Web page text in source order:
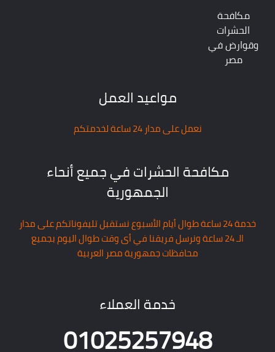
مكافحة
الحشرات
وقوارض في
مصر
مواعيد العمل
نعمل على مدار 24 ساعة لخدمتكم
مكافحة الحشرات في جميع أنحاء
الجمهورية
خدمة 24 ساعة طوال أيام الأسبوع نستقبل تليفوناتكم على مدار
الـ 24 ساعة ونرسل فريقنا في أى وقت طوال اليوم بجميع
محافظات جمهورية مصر العربية
خدمة العملاء
01025257948